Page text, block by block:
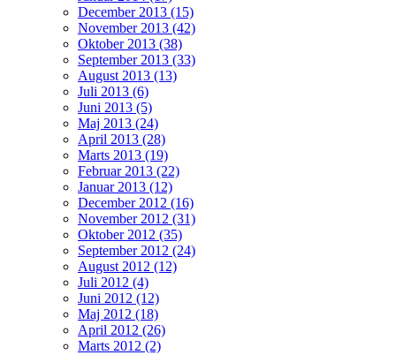
December 2013 (15)
November 2013 (42)
Oktober 2013 (38)
September 2013 (33)
August 2013 (13)
Juli 2013 (6)
Juni 2013 (5)
Maj 2013 (24)
April 2013 (28)
Marts 2013 (19)
Februar 2013 (22)
Januar 2013 (12)
December 2012 (16)
November 2012 (31)
Oktober 2012 (35)
September 2012 (24)
August 2012 (12)
Juli 2012 (4)
Juni 2012 (12)
Maj 2012 (18)
April 2012 (26)
Marts 2012 (2)